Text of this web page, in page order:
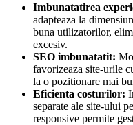
Imbunatatirea
adapteaza la
buna utilizatorilor,
excesiv.
SEO imbunatatit:
favorizeaza site-urile
la o pozitionare mai
Eficienta costurilor:
separate ale site-ului
responsive permite